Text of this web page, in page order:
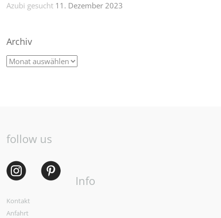
Azubi gesucht 11. Dezember 2023
Archiv
follow us
Info
Kontakt
Anfahrt